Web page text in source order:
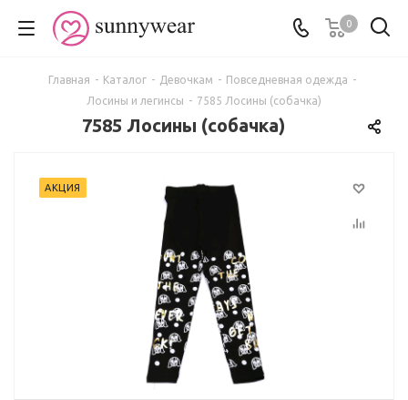
0
Главная - Каталог - Девочкам - Повседневная одежда -
Лосины и легинсы - 7585 Лосины (собачка)
7585 Лосины (собачка)
АКЦИЯ